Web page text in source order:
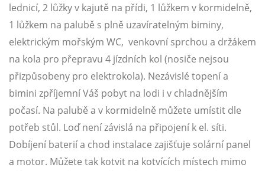
lednicí, 2 lůžky v kajutě na přídi, 1 lůžkem v kormidelně,
1 lůžkem na palubě s plně uzavíratelným biminy,
elektrickým mořským WC, venkovní sprchou a držákem
na kola pro přepravu 4 jízdních kol (nosiče nejsou
přizpůsobeny pro elektrokola). Nezávislé topení a
bimini zpříjemní Váš pobyt na lodi i v chladnějším
počasí. Na palubě a v kormidelně můžete umístit dle
potřeb stůl. Loď není závislá na připojení k el. síti.
Dobíjení baterií a chod instalace zajišťuje solární panel
a motor. Můžete tak kotvit na kotvících místech mimo